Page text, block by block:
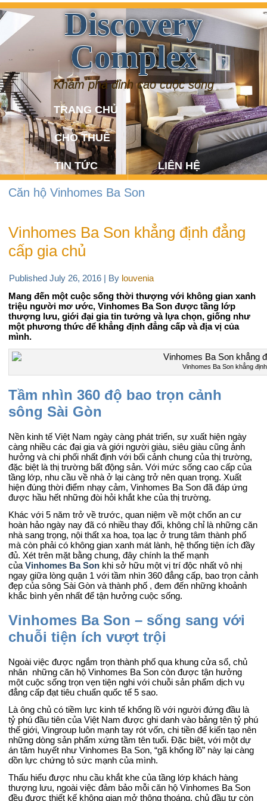
Discovery
Complex
Khám phá đỉnh cao cuộc sống
TRANG CHỦ
CHO THUÊ
TIN TỨC LIÊN HỆ
Căn hộ Vinhomes Ba Son
Vinhomes Ba Son khẳng định đẳng
cấp gia chủ
Published July 26, 2016 | By louvenia
Mang đến một cuộc sống thời thượng với không gian xanh
triệu người mơ ước, Vinhomes Ba Son được tầng lớp
thượng lưu, giới đại gia tin tưởng và lựa chọn, giống như
một phương thức để khẳng định đẳng cấp và địa vị của
mình.
Vinhomes Ba Son khẳng
Tầm nhìn 360 độ bao trọn cảnh
sông Sài Gòn
Nền kinh tế Việt Nam ngày càng phát triển, sự xuất hiện ngày
càng nhiều các đại gia và giới người giàu, siêu giàu cũng ảnh
hưởng và chi phối nhất định với bối cảnh chung của thị trường,
đặc biệt là thị trường bất động sản. Với mức sống cao cấp của
tầng lớp, nhu cầu về nhà ở lại càng trở nên quan trọng. Xuất
hiện đúng thời điểm nhạy cảm, Vinhomes Ba Son đã đáp ứng
được hầu hết những đòi hỏi khắt khe của thị trường.
Khác với 5 năm trở về trước, quan niệm về một chốn an cư
hoàn hảo ngày nay đã có nhiều thay đổi, không chỉ là những căn
nhà sang trọng, nội thất xa hoa, tọa lạc ở trung tâm thành phố
mà còn phải có không gian xanh mát lành, hệ thống tiện ích đầy
đủ. Xét trên mặt bằng chung, đây chính la thế mạnh
của Vinhomes Ba Son khi sở hữu một vị trí độc nhất vô nhị
ngay giữa lòng quận 1 với tầm nhìn 360 đẳng cấp, bao trọn cảnh
đẹp của sông Sài Gòn và thành phố , đem đến những khoảnh
khắc bình yên nhất để tận hưởng cuộc sống.
Vinhomes Ba Son – sống sang với
chuỗi tiện ích vượt trội
Ngoài việc được ngắm trọn thành phố qua khung cửa sổ, chủ
nhân những căn hộ Vinhomes Ba Son còn được tận hưởng
một cuộc sống trọn vẹn tiện nghi với chuỗi sản phẩm dịch vụ
đẳng cấp đạt tiêu chuẩn quốc tế 5 sao.
Là ông chủ có tiềm lực kinh tế khổng lồ với người đứng đầu là
tỷ phú đầu tiên của Việt Nam được ghi danh vào bảng tên tỷ phú
thế giới, Vingroup luôn mạnh tay rót vốn, chi tiền để kiến tạo nên
những dòng sản phẩm xứng tầm tên tuổi. Đặc biệt, với một dự
án tâm huyết như Vinhomes Ba Son, “gã khổng lồ” này lại càng
dồn lực chứng tỏ sức mạnh của mình.
Thấu hiểu được nhu cầu khắt khe của tầng lớp khách hàng
thượng lưu, ngoài việc đảm bảo mỗi căn hộ Vinhomes Ba Son
đều được thiết kế không gian mở thông thoáng, chủ đầu tư còn